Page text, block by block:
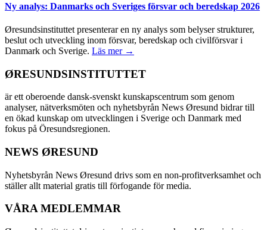
Ny analys: Danmarks och Sveriges försvar och beredskap 2026
Øresundsinstituttet presenterar en ny analys som belyser strukturer,
beslut och utveckling inom försvar, beredskap och civilförsvar i
Danmark och Sverige. Läs mer →
ØRESUNDSINSTITUTTET
är ett oberoende dansk-svenskt kunskapscentrum som genom
analyser, nätverksmöten och nyhetsbyrån News Øresund bidrar till
en ökad kunskap om utvecklingen i Sverige och Danmark med
fokus på Öresundsregionen.
NEWS ØRESUND
Nyhetsbyrån News Øresund drivs som en non-profitverksamhet och
ställer allt material gratis till förfogande för media.
VÅRA MEDLEMMAR